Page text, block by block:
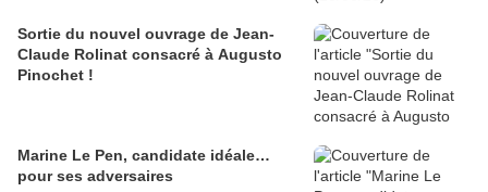
Sortie du nouvel ouvrage de Jean-
Claude Rolinat consacré à Augusto
Pinochet !
Marine Le Pen, candidate idéale…
pour ses adversaires